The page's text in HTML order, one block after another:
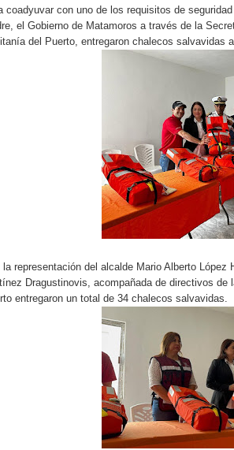
coadyuvar con uno de los requisitos de
el Gobierno de Matamoros a través de la
del Puerto, entregaron chalecos salvavidas
la representación del alcalde Mario Alberto
Dragustinovis, acompañada de directivos
entregaron un total de 34 chalecos salvavidas.